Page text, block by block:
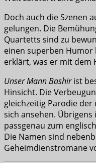
Doch auch die Szenen
gelungen. Die
Quartetts sind zu
einen superben Humor
erklärt, was er mit dem
Unser Mann Bashirist
Hinsicht. Die
gleichzeitig Parodie
sich ansehen.
passgenau zum
Die Namen sind
Geheimdienstromane